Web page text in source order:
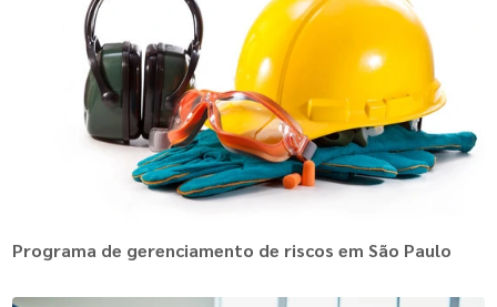
Programa de gerenciamento de riscos em São Paulo